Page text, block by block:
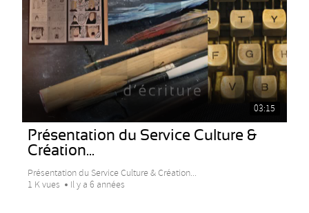
03:15
Présentation du Service Culture &
Création...
Présentation du Service Culture & Création...
1 K vues
Il y a 6 années